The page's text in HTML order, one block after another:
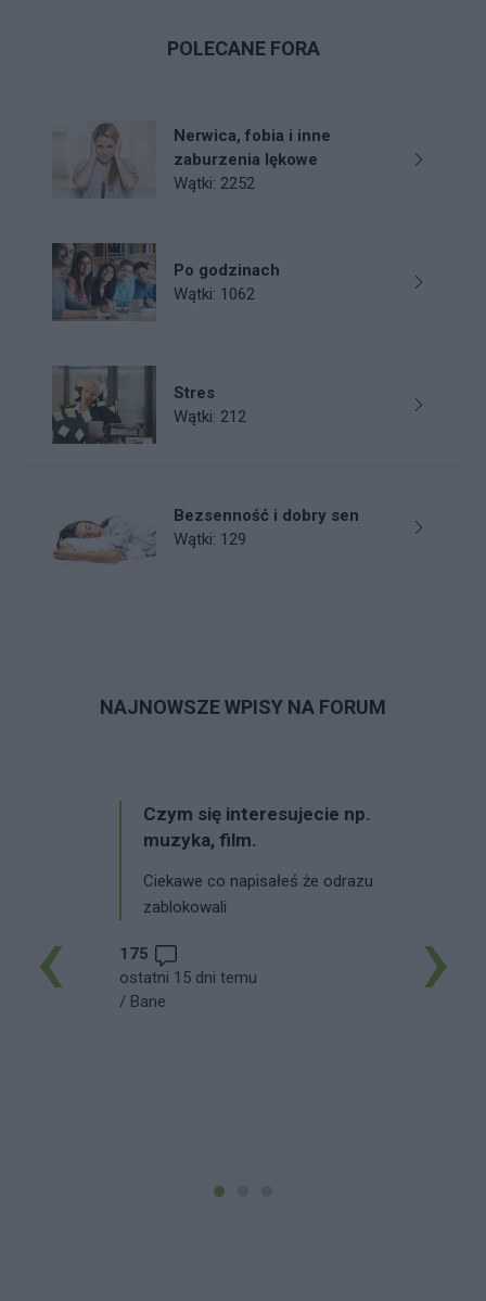
POLECANE FORA
Nerwica, fobia i inne
zaburzenia lękowe
Wątki: 2252
Po godzinach
Wątki: 1062
Stres
Wątki: 212
Bezsenność i dobry sen
Wątki: 129
NAJNOWSZE WPISY NA FORUM
Czym się interesujecie np.
muzyka, film.
Ciekawe co napisałeś że odrazu
zablokowali
175
ostatni 15 dni temu
/ Bane
‹ ›